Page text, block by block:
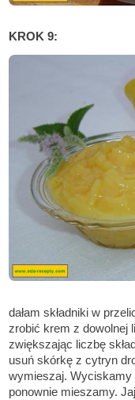
KROK 9:
dałam składniki w
zrobić krem z dowolnej
zwiększając liczbę
usuń skórkę z cytryn
wymieszaj.
ponownie mieszamy.